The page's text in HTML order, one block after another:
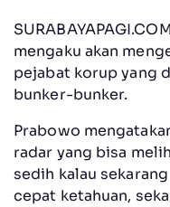
mengaku akan
pejabat korup yang
bunker-bunker.
Prabowo
radar yang bisa
sedih kalau
cepat ketahuan,